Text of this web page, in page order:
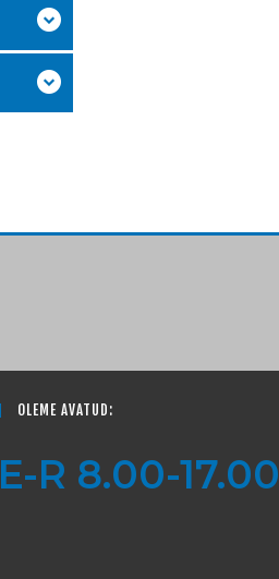
OLEME AVATUD:
E-R 8.00-17.00